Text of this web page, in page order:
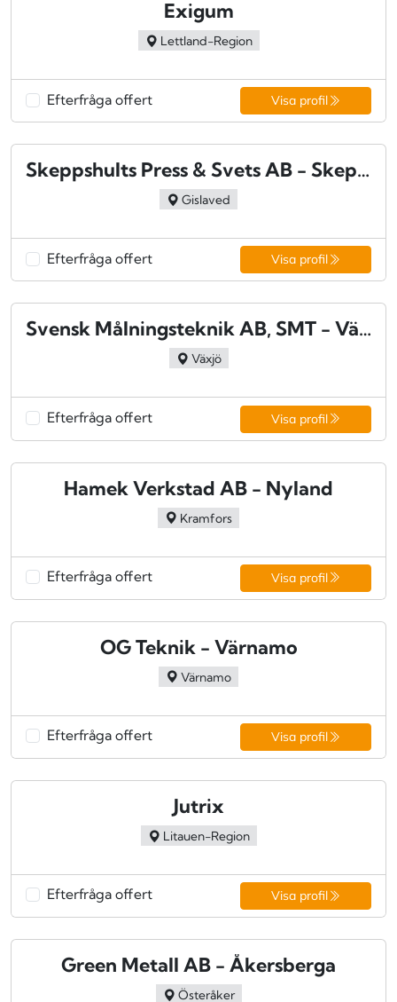
Exigum
Lettland-Region
Efterfråga offert Visa profil
Skeppshults Press & Svets AB - Skeppshult
Gislaved
Efterfråga offert Visa profil
Svensk Målningsteknik AB, SMT - Växjö
Växjö
Efterfråga offert Visa profil
Hamek Verkstad AB - Nyland
Kramfors
Efterfråga offert Visa profil
OG Teknik - Värnamo
Värnamo
Efterfråga offert Visa profil
Jutrix
Litauen-Region
Efterfråga offert Visa profil
Green Metall AB - Åkersberga
Österåker